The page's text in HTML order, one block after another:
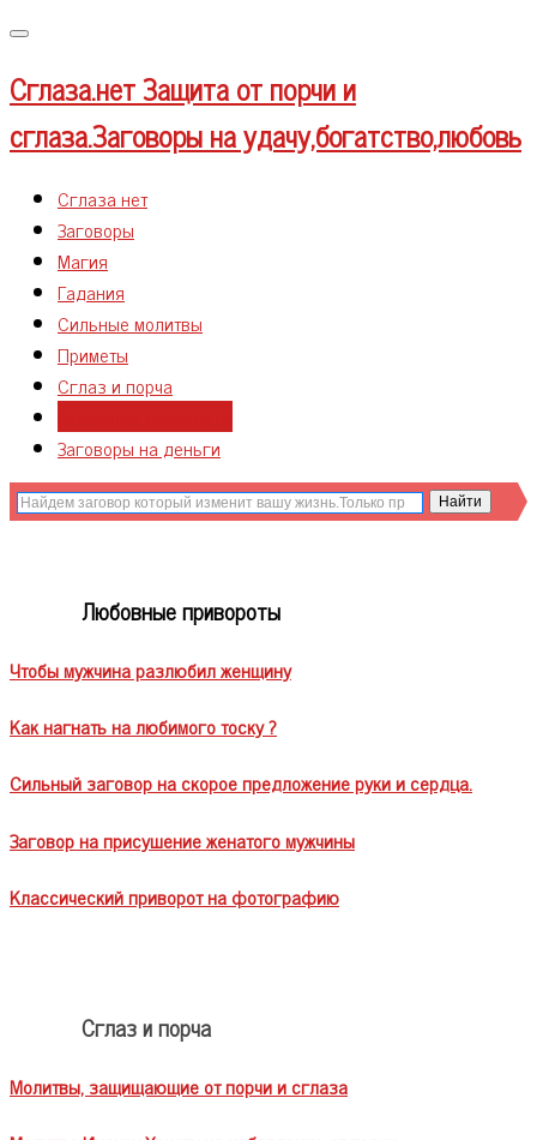
Меню
Сглаза.нетЗащита от порчи и
сглаза.Заговоры на удачу,богатство,любовь
Сглаза нет
Заговоры
Магия
Гадания
Сильные молитвы
Приметы
Сглаз и порча
Заговоры на деньги
Любовные привороты
Чтобы мужчина разлюбил женщину
Как нагнать на любимого тоску ?
Сильный заговор на скорое предложение руки и сердца.
Заговор на присушение женатого мужчины
Классический приворот на фотографию
Сглаз и порча
Молитвы, защищающие от порчи и сглаза